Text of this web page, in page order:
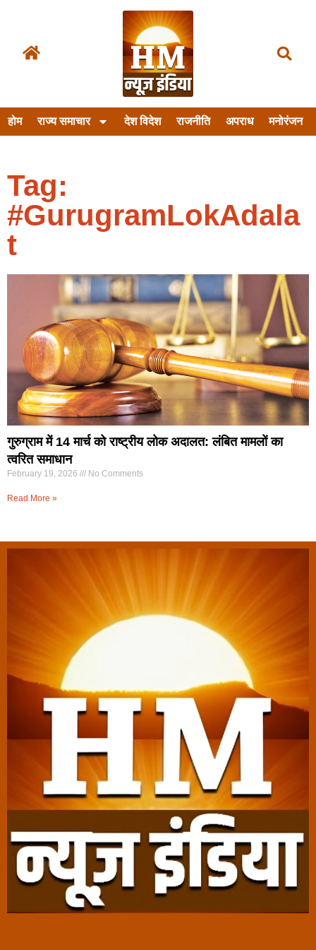
होम राज्य समाचार देश विदेश राजनीति अपराध मनोरंजन
Tag:
#GurugramLokAdala
t
गुरुग्राम में 14 मार्च को राष्ट्रीय लोक अदालत: लंबित मामलों का
त्वरित समाधान
February 19, 2026 No Comments
Read More »